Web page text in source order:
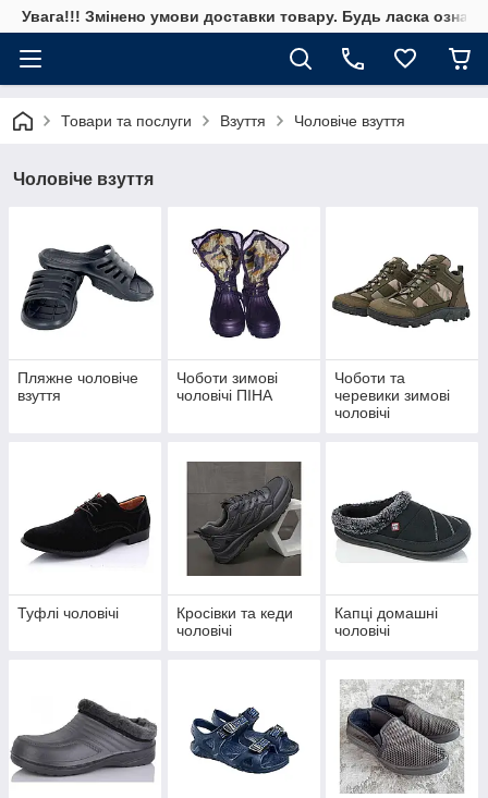
Увага!!! Змінено умови доставки товару. Будь ласка
Товари та послуги Взуття Чоловіче взуття
Чоловіче взуття
Пляжне чоловіче
взуття
Чоботи зимові
чоловічі ПІНА
Чоботи та
черевики зимові
чоловічі
Туфлі чоловічі
Кросівки та кеди
чоловічі
Капці домашні
чоловічі